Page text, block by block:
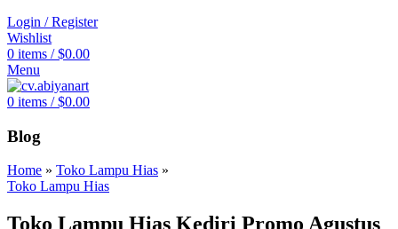
Login / Register
Wishlist
0 items / $0.00
Menu
0 items / $0.00
Blog
Home » Toko Lampu Hias »
Toko Lampu Hias
Toko Lampu Hias Kediri Promo Agustus